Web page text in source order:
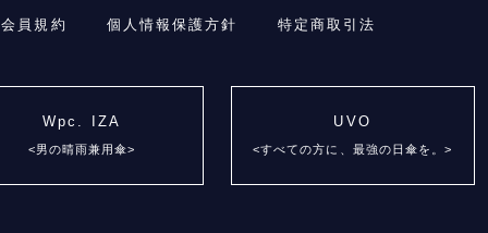
員規約 個人情報保護方針 特定商取引法
Wpc. IZA
<男の晴雨兼用傘>
UVO
<すべての方に、最強の日傘を。>